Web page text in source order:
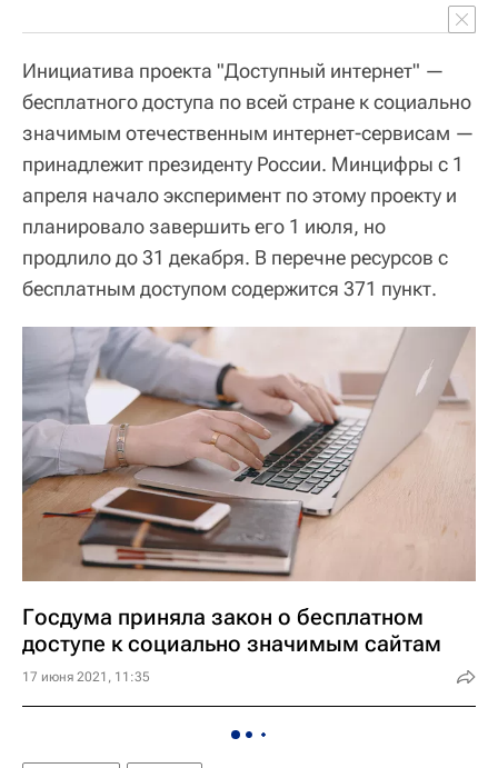
Инициатива проекта "Доступный интернет" —
бесплатного доступа по всей стране к социально
значимым отечественным интернет-сервисам —
принадлежит президенту России. Минцифры с 1
апреля начало эксперимент по этому проекту и
планировало завершить его 1 июля, но
продлило до 31 декабря. В перечне ресурсов с
бесплатным доступом содержится 371 пункт.
Госдума приняла закон о бесплатном
доступе к социально значимым сайтам
17 июня 2021, 11:35